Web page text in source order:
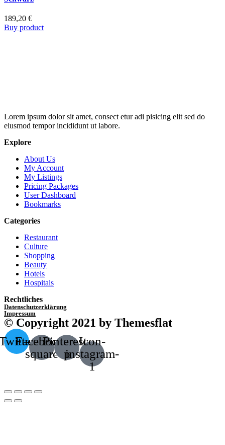
189,20 €
Buy product
Lorem ipsum dolor sit amet, consect etur adi pisicing elit sed do
eiusmod tempor incididunt ut labore.
Explore
About Us
My Account
My Listings
Pricing Packages
User Dashboard
Bookmarks
Categories
Restaurant
Culture
Shopping
Beauty
Hotels
Hospitals
Rechtliches
Datenschutzerklärung
Impressum
© Copyright 2021 by Themesflat
Facebook-
square
Pinterest-
p
Icon-
instagram-
1